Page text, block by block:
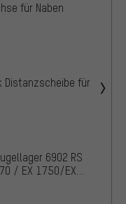
für Naben
Distanzscheibe für
6902 RS
/ EX 1750/EX